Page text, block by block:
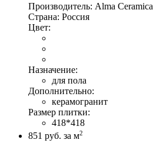
Производитель: Alma Ceramica
Страна: Россия
Цвет:
Назначение:
для пола
Дополнительно:
керамогранит
Размер плитки:
418*418
851 руб. за м2